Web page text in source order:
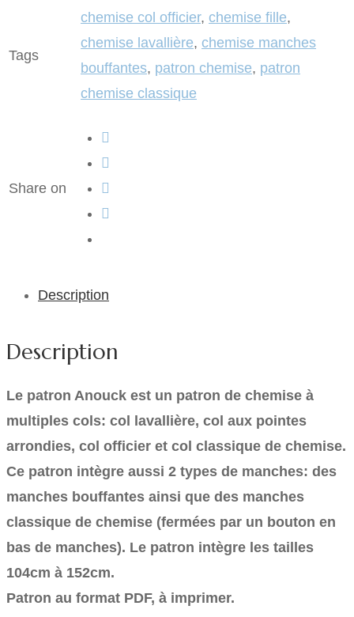
Tags
chemise col officier, chemise fille,
chemise lavallière, chemise manches
bouffantes, patron chemise, patron
chemise classique
Share on
Description
Description
Le patron Anouck est un patron de chemise à
multiples cols: col lavallière, col aux pointes
arrondies, col officier et col classique de chemise.
Ce patron intègre aussi 2 types de manches: des
manches bouffantes ainsi que des manches
classique de chemise (fermées par un bouton en
bas de manches). Le patron intègre les tailles
104cm à 152cm.
Patron au format PDF, à imprimer.